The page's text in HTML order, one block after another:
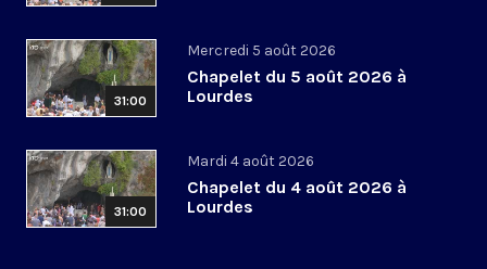
31:00
Mercredi 5 août 2026
Chapelet du 5 août 2026 à
Lourdes
31:00
Mardi 4 août 2026
Chapelet du 4 août 2026 à
Lourdes